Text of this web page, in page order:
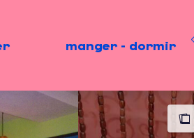
manger - dormir